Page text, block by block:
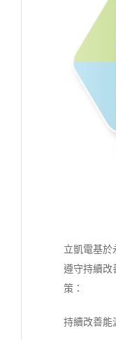
立凱電基於
遵守持續改
策：
持續改善能